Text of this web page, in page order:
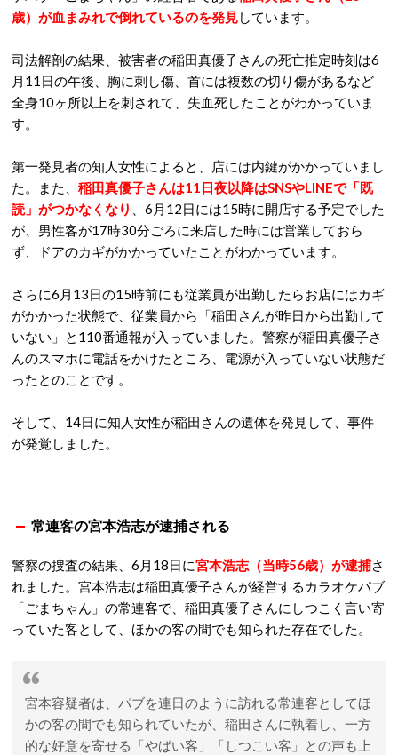
歳）が血まみれで倒れているのを発見 しています。
司法解剖の結果、被害者の稲田真優子さんの死亡推定時刻は6
月11日の午後、胸に刺し傷、首には複数の切り傷があるなど
全身10ヶ所以上を刺されて、失血死したことがわかっていま
す。
第一発見者の知人女性によると、店には内鍵がかかっていまし
た。また、 稲田真優子さんは11日夜以降はSNSやLINEで「既
読」がつかなくなり
、6月12日には15時に開店する予定でした
が、男性客が17時30分ごろに来店した時には営業しておら
ず、ドアのカギがかかっていたことがわかっています。
さらに6月13日の15時前にも従業員が出勤したらお店にはカギ
がかかった状態で、従業員から「稲田さんが昨日から出勤して
いない」と110番通報が入っていました。警察が稲田真優子さ
んのスマホに電話をかけたところ、電源が入っていない状態だ
ったとのことです。
そして、14日に知人女性が稲田さんの遺体を発見して、事件
が発覚しました。
常連客の宮本浩志が逮捕される
警察の捜査の結果、6月18日に宮本浩志（当時56歳）が逮捕さ
れました。宮本浩志は稲田真優子さんが経営するカラオケパブ
「ごまちゃん」の常連客で、稲田真優子さんにしつこく言い寄
っていた客として、ほかの客の間でも知られた存在でした。
宮本容疑者は、パブを連日のように訪れる常連客としてほ
かの客の間でも知られていたが、稲田さんに執着し、一方
的な好意を寄せる「やばい客」「しつこい客」との声も上